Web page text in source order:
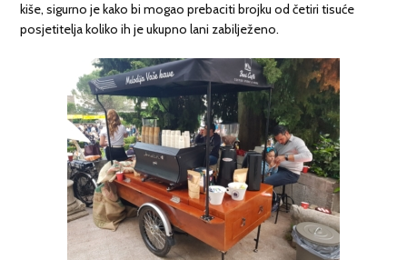
kiše, sigurno je kako bi mogao prebaciti brojku od četiri tisuće
posjetitelja koliko ih je ukupno lani zabilježeno.